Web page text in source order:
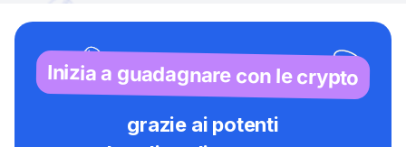
Inizia a guadagnare con le crypto
grazie ai potenti